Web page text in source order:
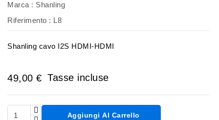
Marca : Shanling
Riferimento : L8
Shanling cavo I2S HDMI-HDMI
49,00 € Tasse incluse
Aggiungi Al Carrello